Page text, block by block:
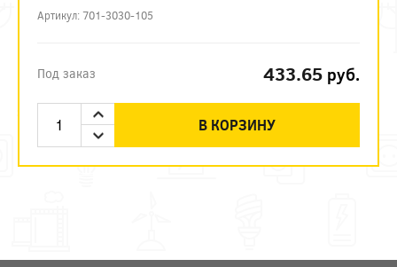
Артикул: 701-3030-105
Под заказ 433.65 руб.
В КОРЗИНУ